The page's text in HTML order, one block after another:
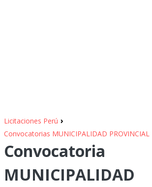
Licitaciones Perú ›
Convocatorias MUNICIPALIDAD PROVINCIAL
Convocatoria
MUNICIPALIDAD